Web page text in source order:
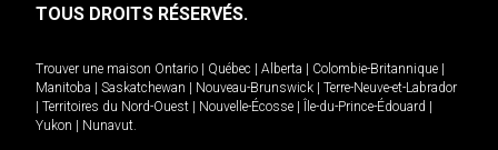
TOUS DROITS RÉSERVÉS.
Trouver une maison Ontario Québec Alberta Colombie-Britannique
Manitoba
Saskatchewan Nouveau-Brunswick
Terre-Neuve-et-Labrador
Territoires du Nord-Ouest Nouvelle-Écosse Île-du-Prince-Édouard
Yukon
Nunavut.